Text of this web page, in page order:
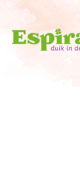
Doorgaan
inhoud